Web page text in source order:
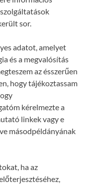
sor.
adatot, amelyet
és a megvalósítás
az ésszerűen
hogy tájékoztassam
kérelmezte a
linkek vagy e
másodpéldányának
ha az